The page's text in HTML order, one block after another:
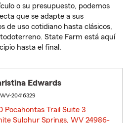
o su presupuesto, podemos
que se adapte a sus
de uso cotidiano hasta clásicos,
State Farm está aquí
hasta el final.
Edwards
20416329
Pocahontas Trail Suite 3
Sulphur Springs, WV 24986-